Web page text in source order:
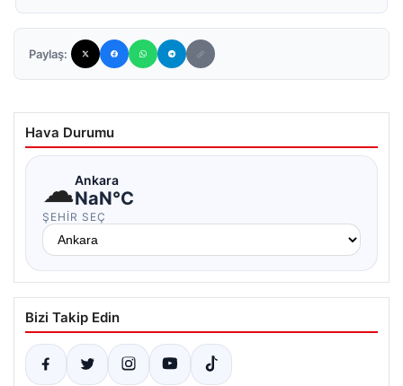
Paylaş:
Hava Durumu
☁Ankara
NaN°C
ŞEHIR SEÇ
Bizi Takip Edin